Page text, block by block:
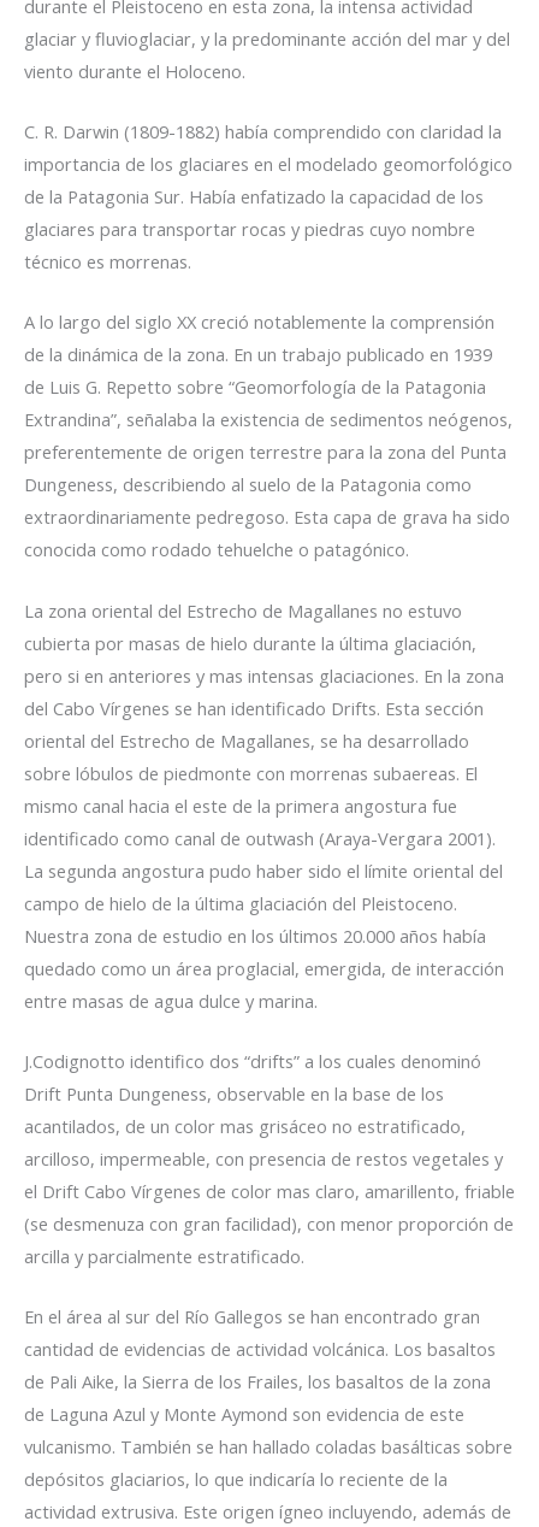
durante el Pleistoceno en esta zona, la intensa actividad
glaciar y fluvioglaciar, y la predominante acción del mar y del
viento durante el Holoceno.
C. R. Darwin (1809-1882) había comprendido con claridad la
importancia de los glaciares en el modelado geomorfológico
de la Patagonia Sur. Había enfatizado la capacidad de los
glaciares para transportar rocas y piedras cuyo nombre
técnico es morrenas.
A lo largo del siglo XX creció notablemente la comprensión
de la dinámica de la zona. En un trabajo publicado en 1939
de Luis G. Repetto sobre “Geomorfología de la Patagonia
Extrandina”, señalaba la existencia de sedimentos neógenos,
preferentemente de origen terrestre para la zona del Punta
Dungeness, describiendo al suelo de la Patagonia como
extraordinariamente pedregoso. Esta capa de grava ha sido
conocida como rodado tehuelche o patagónico.
La zona oriental del Estrecho de Magallanes no estuvo
cubierta por masas de hielo durante la última glaciación,
pero si en anteriores y mas intensas glaciaciones. En la zona
del Cabo Vírgenes se han identificado Drifts. Esta sección
oriental del Estrecho de Magallanes, se ha desarrollado
sobre lóbulos de piedmonte con morrenas subaereas. El
mismo canal hacia el este de la primera angostura fue
identificado como canal de outwash (Araya-Vergara 2001).
La segunda angostura pudo haber sido el límite oriental del
campo de hielo de la última glaciación del Pleistoceno.
Nuestra zona de estudio en los últimos 20.000 años había
quedado como un área proglacial, emergida, de interacción
entre masas de agua dulce y marina.
J.Codignotto identifico dos “drifts” a los cuales denominó
Drift Punta Dungeness, observable en la base de los
acantilados, de un color mas grisáceo no estratificado,
arcilloso, impermeable, con presencia de restos vegetales y
el Drift Cabo Vírgenes de color mas claro, amarillento, friable
(se desmenuza con gran facilidad), con menor proporción de
arcilla y parcialmente estratificado.
En el área al sur del Río Gallegos se han encontrado gran
cantidad de evidencias de actividad volcánica. Los basaltos
de Pali Aike, la Sierra de los Frailes, los basaltos de la zona
de Laguna Azul y Monte Aymond son evidencia de este
vulcanismo. También se han hallado coladas basálticas sobre
depósitos glaciarios, lo que indicaría lo reciente de la
actividad extrusiva. Este origen ígneo incluyendo, además de